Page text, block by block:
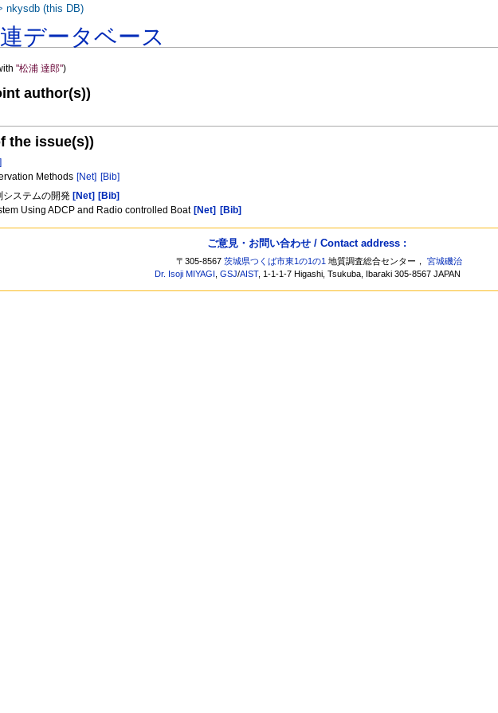
データベース
"松浦 達郎")
author(s))
the issue(s))
Methods [Net] [Bib]
ステムの開発 [Net] [Bib]
Using ADCP and Radio controlled Boat [Net] [Bib]
nkysdb (this DB)
ご意見・お問い合わせ / Contact address :
〒305-8567茨城県つくば市東1の1の1 地質調査総合センター，宮城磯治
Dr. Isoji MIYAGI ,GSJ/AIST, 1-1-1-7 Higashi, Tsukuba, Ibaraki 305-8567 JAPAN